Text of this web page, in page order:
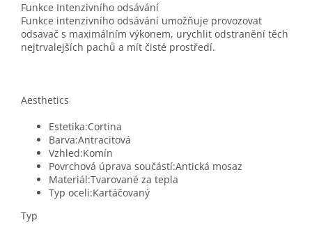
Funkce Intenzivního odsávání
Funkce intenzivního odsávání umožňuje provozovat
odsavač s maximálním výkonem, urychlit odstranění těch
nejtrvalejších pachů a mít čisté prostředí.
Aesthetics
Estetika:Cortina
Barva:Antracitová
Vzhled:Komín
Povrchová úprava součástí:Antická mosaz
Materiál:Tvarované za tepla
Typ oceli:Kartáčovaný
Typ